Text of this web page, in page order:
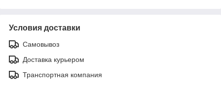
Условия доставки
Самовывоз
Доставка курьером
Транспортная компания